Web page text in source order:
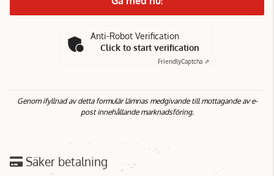
Anti-Robot Verification
Click to start verification
FriendlyCaptcha ⇗
Genom ifyllnad av detta formulär lämnas medgivande till mottagande av e-
post innehållande marknadsföring.
Säker betalning